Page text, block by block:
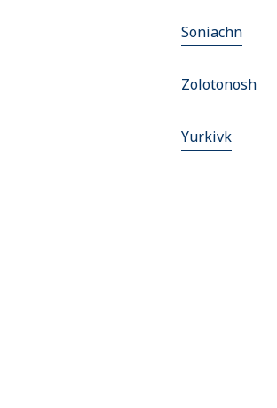
Soniachn
Zolotonosh
Yurkivk